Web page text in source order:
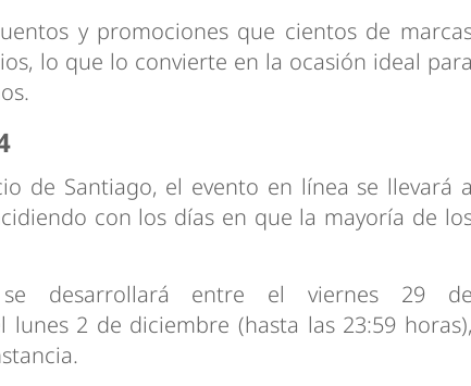
y promociones que cientos de
lo que lo convierte en la ocasión ideal
de Santiago, el evento en línea se llevará
con los días en que la mayoría de
se desarrollará entre el viernes 29
lunes 2 de diciembre (hasta las 23:59